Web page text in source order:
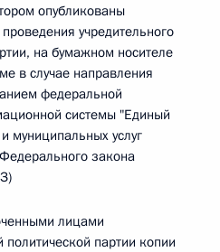
опубликованы
учредительного
на бумажном носителе
в случае направления
федеральной
системы "Единый
муниципальных услуг
закона
лицами
партии копии